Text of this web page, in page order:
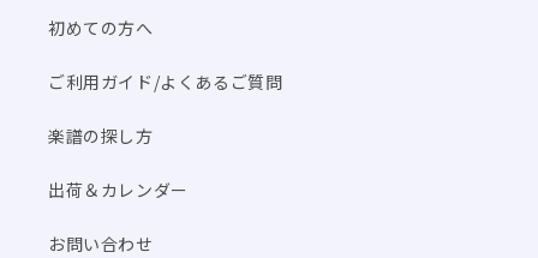
初めての方へ
ご利用ガイド/よくあるご質問
楽譜の探し方
出荷＆カレンダー
お問い合わせ